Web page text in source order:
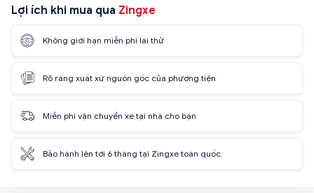
Lợi ích khi mua qua Zingxe
Không giới hạn miễn phí lái thử
Rõ ràng xuất xứ nguồn gốc của phương tiện
Miễn phí vận chuyển xe tại nhà cho bạn
Bảo hành lên tới 6 tháng tại Zingxe toàn quốc